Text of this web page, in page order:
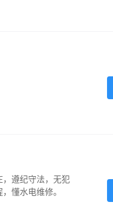
，遵纪守法，无犯
懂水电维修。